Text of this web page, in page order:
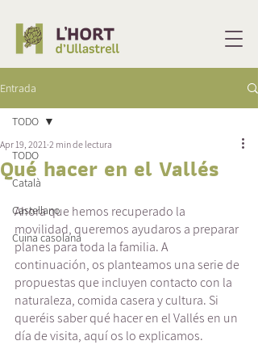
Entrada
TODO
Català
Castellano
Cuina casolana
TODO
Qué hacer en el Vallés
Apr 19, 2021 2 min de lectura
Ahora que hemos recuperado la
movilidad, queremos ayudaros a preparar
planes para toda la familia. A
continuación, os planteamos una serie de
propuestas que incluyen contacto con la
naturaleza, comida casera y cultura. Si
queréis saber qué hacer en el Vallés en un
día de visita, aquí os lo explicamos.